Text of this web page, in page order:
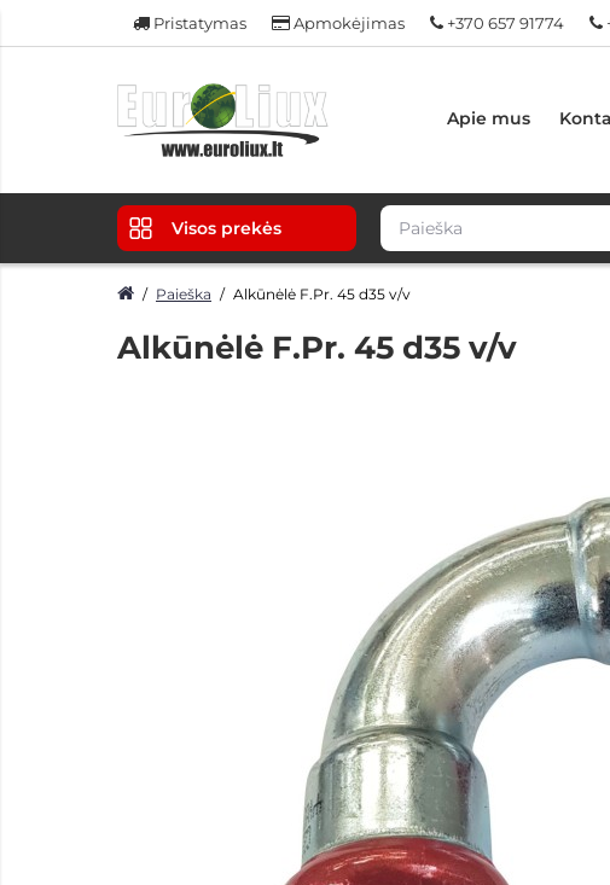
Pristatymas Apmokėjimas +370 657 91774
Apie mus
Visos prekės
Paieška Alkūnėlė F.Pr. 45 d35 v/v
Alkūnėlė F.Pr. 45 d35 v/v